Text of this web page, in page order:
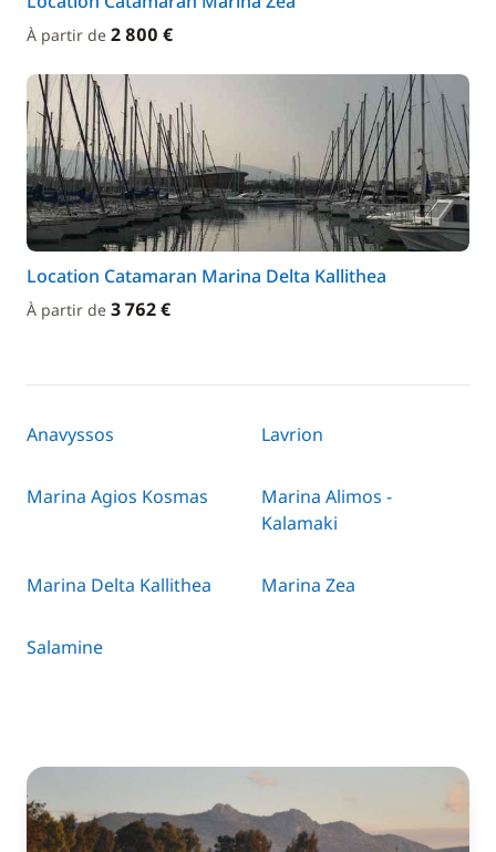
À partir de 2 800 €
Location Catamaran Marina Delta Kallithea
À partir de 3 762 €
Anavyssos Lavrion
Marina Agios Kosmas
Marina Alimos -
Kalamaki
Marina Delta Kallithea Marina Zea
Salamine